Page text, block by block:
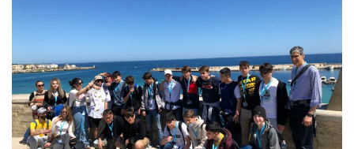
Educatiu
educatives